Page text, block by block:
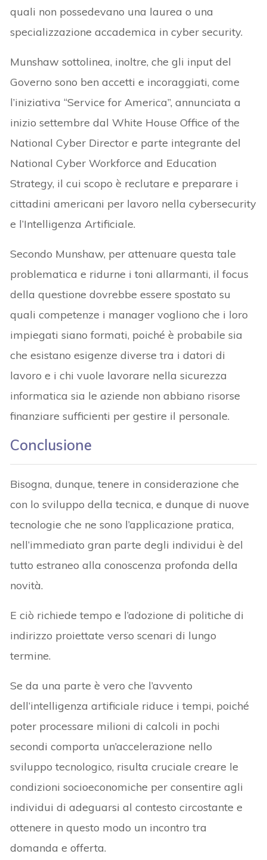
quali non possedevano una laurea o una
specializzazione accademica in cyber security.
Munshaw sottolinea, inoltre, che gli input del
Governo sono ben accetti e incoraggiati, come
l’iniziativa “Service for America”, annunciata a
inizio settembre dal White House Office of the
National Cyber Director e parte integrante del
National Cyber Workforce and Education
Strategy, il cui scopo è reclutare e preparare i
cittadini americani per lavoro nella cybersecurity
e l’Intelligenza Artificiale.
Secondo Munshaw, per attenuare questa tale
problematica e ridurne i toni allarmanti, il focus
della questione dovrebbe essere spostato su
quali competenze i manager vogliono che i loro
impiegati siano formati, poiché è probabile sia
che esistano esigenze diverse tra i datori di
lavoro e i chi vuole lavorare nella sicurezza
informatica sia le aziende non abbiano risorse
finanziare sufficienti per gestire il personale.
Conclusione
Bisogna, dunque, tenere in considerazione che
con lo sviluppo della tecnica, e dunque di nuove
tecnologie che ne sono l’applicazione pratica,
nell’immediato gran parte degli individui è del
tutto estraneo alla conoscenza profonda della
novità.
E ciò richiede tempo e l’adozione di politiche di
indirizzo proiettate verso scenari di lungo
termine.
Se da una parte è vero che l’avvento
dell’intelligenza artificiale riduce i tempi, poiché
poter processare milioni di calcoli in pochi
secondi comporta un’accelerazione nello
sviluppo tecnologico, risulta cruciale creare le
condizioni socioeconomiche per consentire agli
individui di adeguarsi al contesto circostante e
ottenere in questo modo un incontro tra
domanda e offerta.